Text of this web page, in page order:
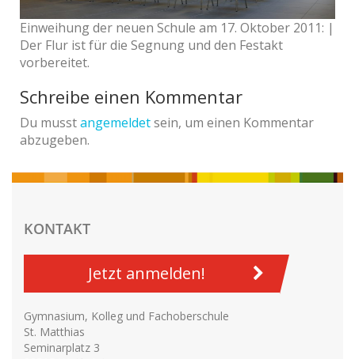
Einweihung der neuen Schule am 17. Oktober 2011: |
Der Flur ist für die Segnung und den Festakt
vorbereitet.
Schreibe einen Kommentar
Du musstangemeldetsein, um einen Kommentar
abzugeben.
KONTAKT
Jetzt anmelden!
Gymnasium, Kolleg und Fachoberschule
St. Matthias
Seminarplatz 3